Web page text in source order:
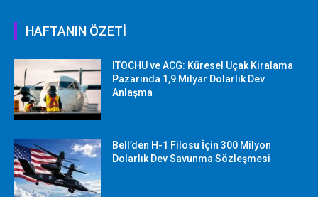
HAFTANIN ÖZETİ
ITOCHU ve ACG: Küresel Uçak Kiralama
Pazarında 1,9 Milyar Dolarlık Dev
Anlaşma
Bell’den H-1 Filosu İçin 300 Milyon
Dolarlık Dev Savunma Sözleşmesi